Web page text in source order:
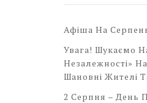
Афіша На
Увага! Шукаємо
Незалежності»
Шановні Жителі
2 Серпня – День